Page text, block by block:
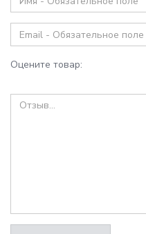
Оцените товар: